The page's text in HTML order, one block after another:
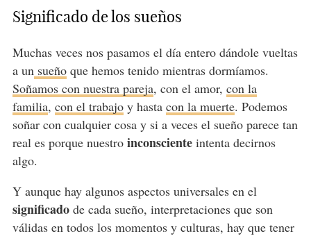
Significado de los sueños
Muchas veces nos pasamos el día entero dándole vueltas
a unsueñoque hemos tenido mientras dormíamos.
Soñamos con nuestra pareja, con el amor, con la
familia, con el trabajoy hasta con la muerte. Podemos
soñar con cualquier cosa y si a veces el sueño parece tan
real es porque nuestro inconscienteintenta decirnos
algo.
Y aunque hay algunos aspectos universales en el
significadode cada sueño, interpretaciones que son
válidas en todos los momentos y culturas, hay que tener